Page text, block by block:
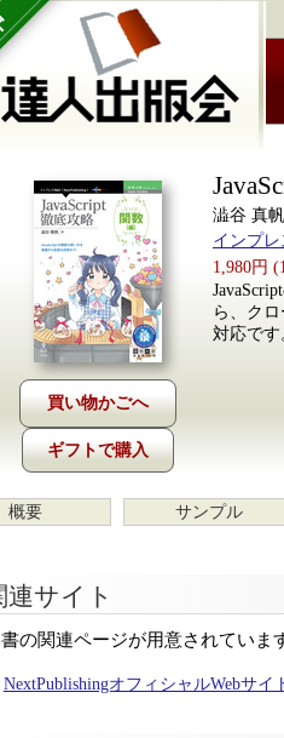
ギフトで購入
澁谷 真帆
インプレ
1,980円
ら、ク
対応です
概要 サンプル
連サイト
の関連ページが用意されていま
NextPublishingオフィシャルWebサイ